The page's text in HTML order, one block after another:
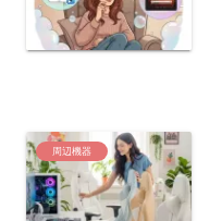
周辺機器